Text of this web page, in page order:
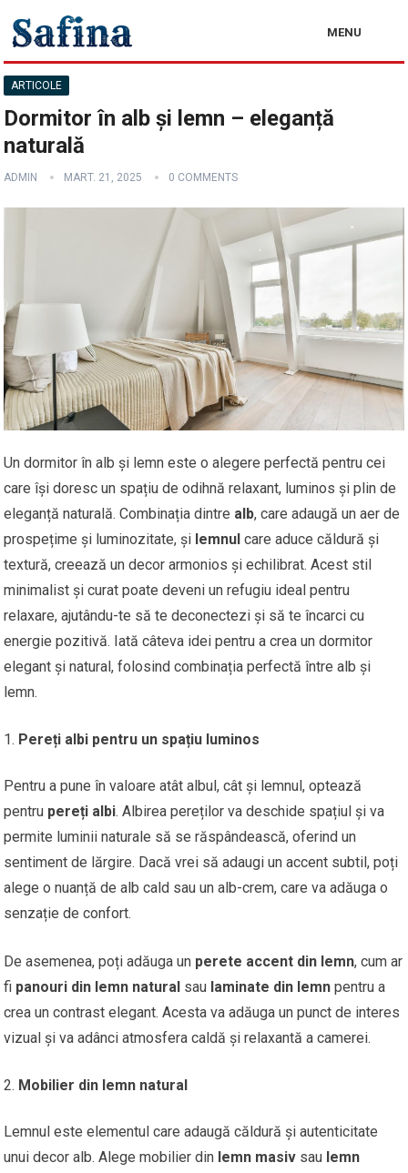
MENU
ARTICOLE
Dormitor în alb și lemn – eleganță
naturală
ADMIN MART. 21, 2025 0 COMMENTS
Un dormitor în alb și lemn este o alegere perfectă pentru cei
care își doresc un spațiu de odihnă relaxant, luminos și plin de
eleganță naturală. Combinația dintre alb, care adaugă un aer de
prospețime și luminozitate, și lemnul care aduce căldură și
textură, creează un decor armonios și echilibrat. Acest stil
minimalist și curat poate deveni un refugiu ideal pentru
relaxare, ajutându-te să te deconectezi și să te încarci cu
energie pozitivă. Iată câteva idei pentru a crea un dormitor
elegant și natural, folosind combinația perfectă între alb și
lemn.
Pereți albi pentru un spațiu luminos
Pentru a pune în valoare atât albul, cât și lemnul, optează
pentru pereți albi. Albirea pereților va deschide spațiul și va
permite luminii naturale să se răspândească, oferind un
sentiment de lărgire. Dacă vrei să adaugi un accent subtil, poți
alege o nuanță de alb cald sau un alb-crem, care va adăuga o
senzație de confort.
De asemenea, poți adăuga un perete accent din lemn, cum ar
fi panouri din lemn natural sau laminate din lemn pentru a
crea un contrast elegant. Acesta va adăuga un punct de interes
vizual și va adânci atmosfera caldă și relaxantă a camerei.
Mobilier din lemn natural
Lemnul este elementul care adaugă căldură și autenticitate
unui decor alb. Alege mobilier din lemn masiv sau lemn